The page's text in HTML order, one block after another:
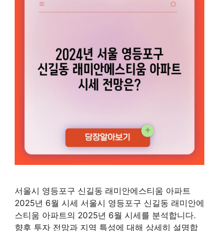
서울시 영등포구 신길동 래미안에스티움 아파트
2025년 6월 시세 서울시 영등포구 신길동 래미안에
스티움 아파트의 2025년 6월 시세를 분석합니다.
향후 투자 전망과 지역 특성에 대해 상세히 설명합